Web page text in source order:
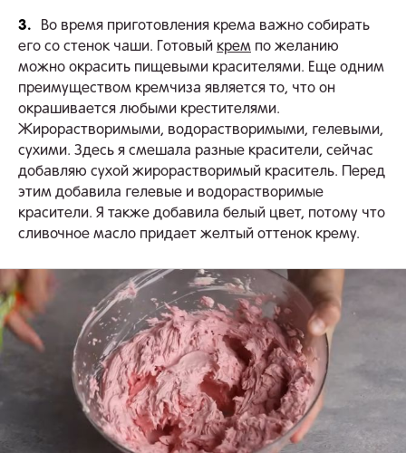
3.
Во время приготовления крема важно собирать
его со стенок чаши. Готовый крем по желанию
можно окрасить пищевыми красителями. Еще одним
преимуществом кремчиза является то, что он
окрашивается любыми крестителями.
Жирорастворимыми, водорастворимыми, гелевыми,
сухими. Здесь я смешала разные красители, сейчас
добавляю сухой жирорастворимый краситель. Перед
этим добавила гелевые и водорастворимые
красители. Я также добавила белый цвет, потому что
сливочное масло придает желтый оттенок крему.